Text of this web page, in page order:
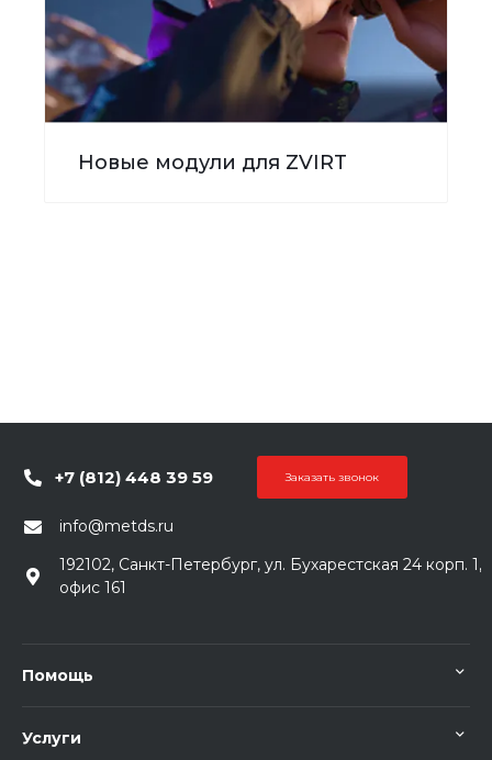
Новые модули для ZVIRT
+7 (812) 448 39 59 Заказать звонок
info@metds.ru
192102, Санкт-Петербург, ул. Бухарестская 24 корп. 1,
офис 161
Помощь
Услуги